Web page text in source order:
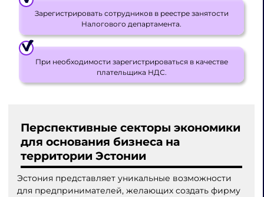
Зарегистрировать сотрудников в реестре занятости
Налогового департамента.
При необходимости зарегистрироваться в качестве
плательщика НДС.
Перспективные секторы экономики
для основания бизнеса на
территории Эстонии
Эстония представляет уникальные возможности
для предпринимателей, желающих создать фирму